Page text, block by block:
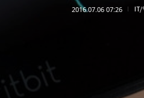
2016.07.06 07:26 IT/